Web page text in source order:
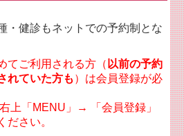
・健診もネットでの予約制とな
てご利用される方（ 以前の予約
れていた方も ）は会員登録が必
上「MENU」→ 「会員登録」
ださい。